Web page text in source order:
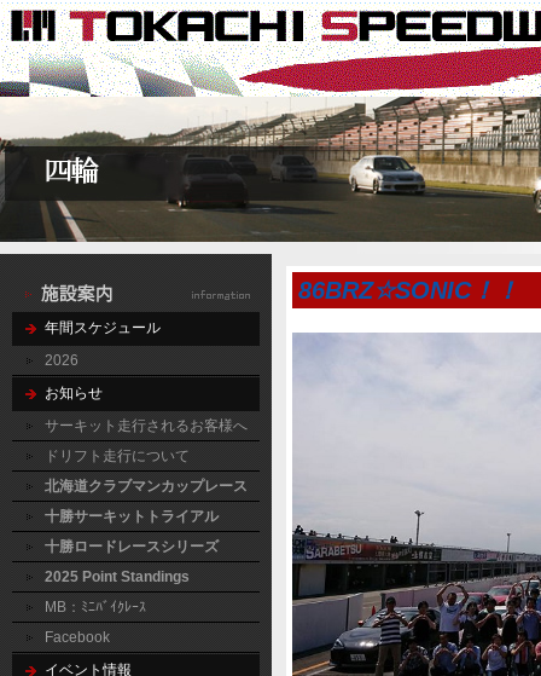
年間スケジュール
2026
お知らせ
サーキット走行されるお客様へ
ドリフト走行について
北海道クラブマンカップレース
十勝サーキットトライアル
十勝ロードレースシリーズ
2025 Point Standings
MB：ﾐﾆﾊﾞｲｸﾚｰｽ
Facebook
イベント情報
86BRZ☆SONIC！！